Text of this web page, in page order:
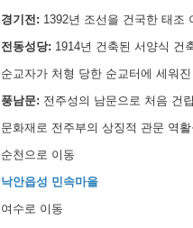
경기전: 1392년 조선을 건국한 태조
전동성당: 1914년 건축된 서양식 건
순교자가 처형 당한 순교터에 세워
풍남문: 전주성의 남문으로 처음 건
문화재로 전주부의 상징적 관문 역
순천으로 이동
낙안읍성 민속마을
여수로 이동